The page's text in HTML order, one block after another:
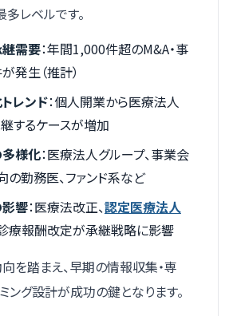
レベルです。
需要：年間1,000件超のM&A・事
発生（推計）
レンド：個人開業から医療法人
するケースが増加
様化：医療法人グループ、事業会
の勤務医、ファンド系など
響：医療法改正、認定医療法人
療報酬改定が承継戦略に影響
を踏まえ、早期の情報収集・専
ング設計が成功の鍵となります。